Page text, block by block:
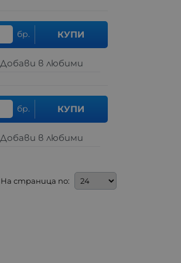
бр. КУПИ
Добави в любими
бр. КУПИ
Добави в любими
На страница по: